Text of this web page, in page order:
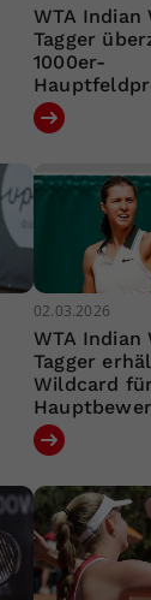
WTA Indian
Tagger
1000er-
02.03.2026
WTA Indian
Tagger
Wildcard